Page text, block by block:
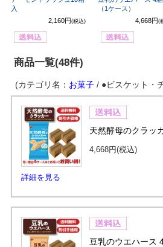
入
2,160円 (税込)
（1ケース）
4,668円 (
商品一覧(48件)
(カテゴリ名： お菓子/ ●ビスケット・
詳細を見る
天然酵母のクラッ
4,668円(税込)
豆乳のウエハース